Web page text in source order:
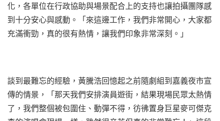
化，各單位在行政協助與場景配合上的支持也讓拍攝團隊感
到十分安心與感動。「來這邊工作，我們非常開心，大家都
充滿衝勁，真的很有熱情，讓我們印象非常深刻。」
談到最難忘的經驗，黃騰浩回憶起之前隨劇組到嘉義夜市宣
傳的情景，「那天我們安排演員遊街，結果現場民眾太熱情
了，我們整個被包圍住、動彈不得，彷彿置身巨星麥可傑克